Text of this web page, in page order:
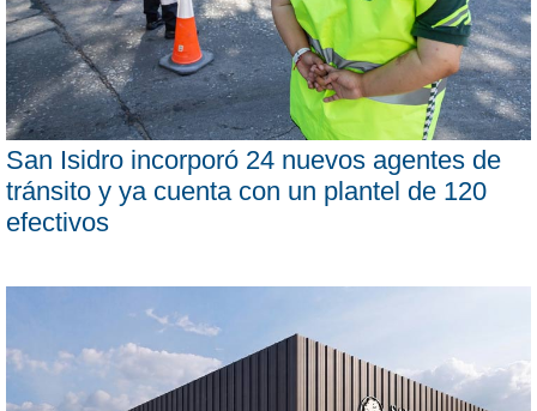
San Isidro incorporó 24 nuevos agentes de
tránsito y ya cuenta con un plantel de 120
efectivos